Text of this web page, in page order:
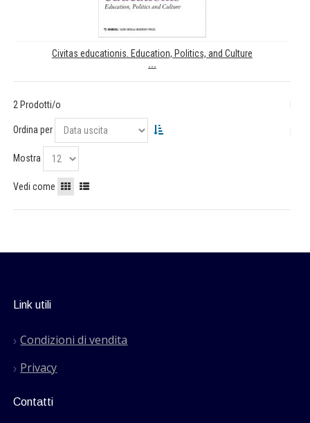
Civitas educationis. Education, Politics, and Culture
...
2 Prodotti/o
Ordina per
Mostra
Vedi come
Link utili
Condizioni di vendita
Privacy
Contatti